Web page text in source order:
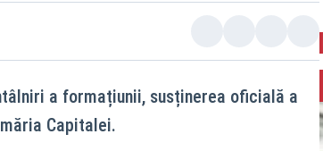
a formațiunii, susținerea oficială a
Capitalei.